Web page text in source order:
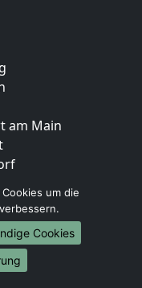
am Main
um die
Cookies